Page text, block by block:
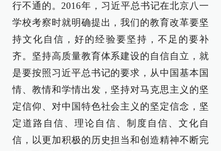
行不通的。2016年，习近平总书记在北京八一
学校考察时就明确提出，我们的教育改革要坚
持文化自信，好的经验要坚持，不足的要补
齐。坚持高质量教育体系建设的自信自立，就
是要按照习近平总书记的要求，从中国基本国
情、教情和学情出发，坚持对马克思主义的坚
定信仰、对中国特色社会主义的坚定信念，坚
定道路自信、理论自信、制度自信、文化自
信，以更加积极的历史担当和创造精神不断完